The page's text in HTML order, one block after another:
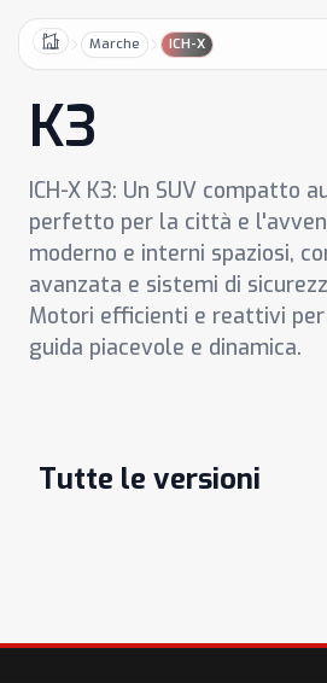
HomeMarche ICH-X
K3
ICH-X K3: Un SUV compatto
perfetto per la città e
moderno e interni spaziosi,
avanzata e sistemi di
Motori efficienti e reattivi per
guida piacevole e dinamica.
Tutte le versioni